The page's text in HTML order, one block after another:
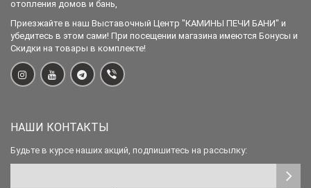
отопления домов и бань,
Приезжайте в наш Выставочный Центр "КАМИНЫ ПЕЧИ БАНИ" и
убедитесь в этом сами! При посещении магазина имеются Бонусы и
Скидки на товары в комплекте!
НАШИ КОНТАКТЫ
Будьте в курсе наших акций, подпишитесь на рассылку: